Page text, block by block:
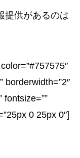
提供があるのは
borderwidth=”2″
fontsize=””
0 25px 0″]